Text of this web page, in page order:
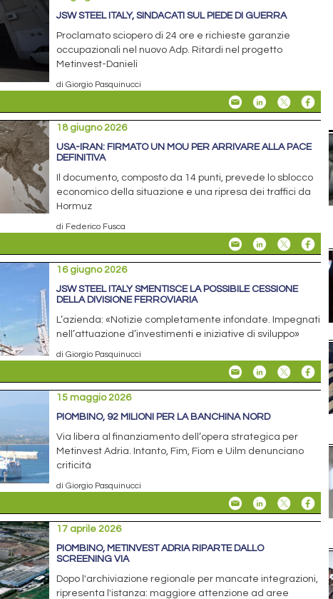
JSW STEEL ITALY, SINDACATI SUL PIEDE DI GUERRA
Proclamato sciopero di 24 ore e richieste garanzie
occupazionali nel nuovo Adp. Ritardi nel progetto
Metinvest-Danieli
di Giorgio Pasquinucci
18 giugno 2026
USA-IRAN: FIRMATO UN MOU PER ARRIVARE ALLA PACE
DEFINITIVA
Il documento, composto da 14 punti, prevede lo sblocco
economico della situazione e una ripresa dei traffici da
Hormuz
di Federico Fusca
16 giugno 2026
JSW STEEL ITALY SMENTISCE LA POSSIBILE CESSIONE
DELLA DIVISIONE FERROVIARIA
L’azienda: «Notizie completamente infondate. Impegnati
nell’attuazione d’investimenti e iniziative di sviluppo»
di Giorgio Pasquinucci
15 maggio 2026
PIOMBINO, 92 MILIONI PER LA BANCHINA NORD
Via libera al finanziamento dell’opera strategica per
Metinvest Adria. Intanto, Fim, Fiom e Uilm denunciano
criticità
di Giorgio Pasquinucci
17 aprile 2026
PIOMBINO, METINVEST ADRIA RIPARTE DALLO
SCREENING VIA
Dopo l'archiviazione regionale per mancate integrazioni,
ripresenta l'istanza: maggiore attenzione ad aree